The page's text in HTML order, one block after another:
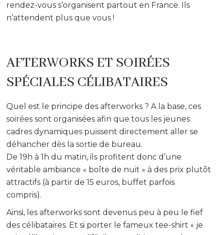
rendez-vous s’organisent partout en France. Ils
n’attendent plus que vous !
AFTERWORKS ET SOIRÉES
SPÉCIALES CÉLIBATAIRES
Quel est le principe des afterworks ? A la base, ces
soirées sont organisées afin que tous les jeunes
cadres dynamiques puissent directement aller se
déhancher dès la sortie de bureau.
De 19h à 1h du matin, ils profitent donc d’une
véritable ambiance « boîte de nuit » à des prix plutôt
attractifs (à partir de 15 euros, buffet parfois
compris).
Ainsi, les afterworks sont devenus peu à peu le fief
des célibataires. Et si porter le fameux tee-shirt « je